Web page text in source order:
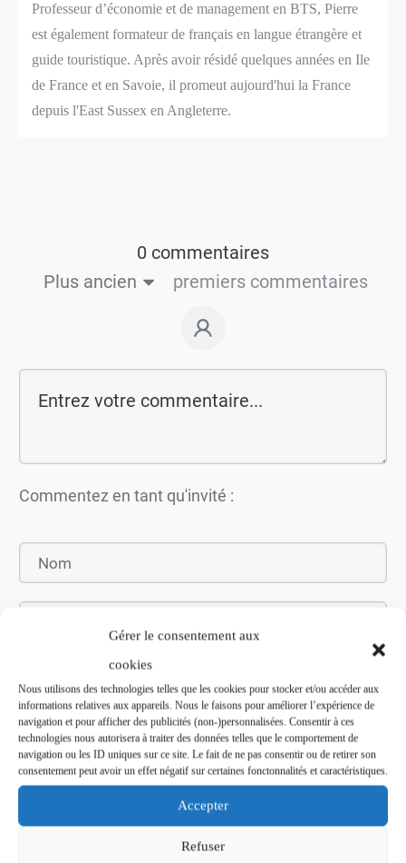
Gérer le consentement aux
cookies
Nous utilisons des technologies telles que les cookies pour stocker et/ou accéder aux
informations relatives aux appareils. Nous le faisons pour améliorer l’expérience de
navigation et pour afficher des publicités (non-)personnalisées. Consentir à ces
technologies nous autorisera à traiter des données telles que le comportement de
navigation ou les ID uniques sur ce site. Le fait de ne pas consentir ou de retirer son
consentement peut avoir un effet négatif sur certaines fonctonnalités et caractéristiques.
Accepter
Refuser
Professeur d’économie et de management en BTS, Pierre
est également formateur de français en langue étrangère et
guide touristique. Après avoir résidé quelques années en Ile
de France et en Savoie, il promeut aujourd'hui la France
depuis l'East Sussex en Angleterre.
0 commentaires
Plus ancien
premiers commentaires
Commentez en tant qu'invité :
Soumettez le commentaire